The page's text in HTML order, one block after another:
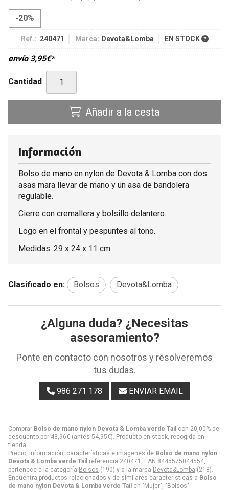
-20%
Ref.: 240471 Marca: Devota&Lomba EN STOCK
envío 3,95€*
Cantidad
Añadir a la cesta
Comprar Bolso de mano nylon Devota & Lomba verde Tail con 20,00% de
descuento por 43,96€ (antes 54,95€). Producto en stock, recogida en
tienda.
Precio, información, características e imágenes de Bolso de mano nylon
Devota & Lomba verde Tail referencia 240471, EAN 8445575044554,
pertenece a la categoría Bolsos (190) y a la marca Devota&Lomba (218).
Encuentra productos relacionados y de similares características a Bolso
de mano nylon Devota & Lomba verde Tail en "Mujer", "Bolsos".
Información
Bolso de mano en nylon de Devota & Lomba con dos
asas mara llevar de mano y un asa de bandolera
regulable.
Cierre con cremallera y bolsillo delantero.
Logo en el frontal y pespuntes al tono.
Medidas: 29 x 24 x 11 cm
Clasificado en: Bolsos Devota&Lomba
¿Alguna duda? ¿Necesitas
asesoramiento?
Ponte en contacto con nosotros y resolveremos
tus dudas.
986 271 178 ENVIAR EMAIL